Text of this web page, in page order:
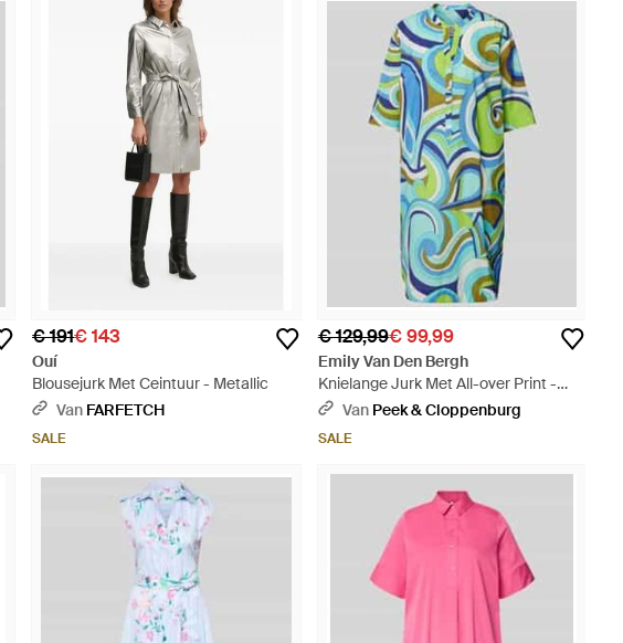
€ 191€ 143
Ouí
Blousejurk Met Ceintuur - Metallic
Van FARFETCH
SALE
€ 129,99€ 99,99
Emily Van Den Bergh
Knielange Jurk Met All-over Print -
Blauw
Van Peek & Cloppenburg
SALE